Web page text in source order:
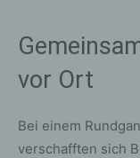
vor Ort
Bei einem
verschafften sich